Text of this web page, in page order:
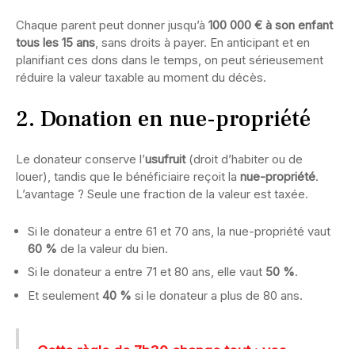
Chaque parent peut donner jusqu’à 100 000 € à son enfant
tous les 15 ans , sans droits à payer. En anticipant et en
planifiant ces dons dans le temps, on peut sérieusement
réduire la valeur taxable au moment du décès.
2. Donation en nue-propriété
Le donateur conserve l’usufruit(droit d’habiter ou de
louer), tandis que le bénéficiaire reçoit la nue-propriété.
L’avantage ? Seule une fraction de la valeur est taxée.
Si le donateur a entre 61 et 70 ans, la nue-propriété vaut
60 % de la valeur du bien.
Si le donateur a entre 71 et 80 ans, elle vaut 50 %.
Et seulement 40 % si le donateur a plus de 80 ans.